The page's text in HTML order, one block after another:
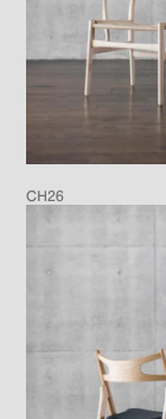
CH26